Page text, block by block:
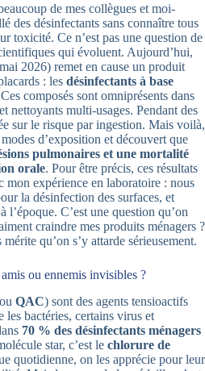
de mes collègues et moi-
des désinfectants sans connaître tous
toxicité. Ce n’est pas une question de
qui évoluent. Aujourd’hui,
2026) remet en cause un produit
: les désinfectants à base
composés sont omniprésents dans
nettoyants multi-usages. Pendant des
sur le risque par ingestion. Mais voilà,
d’exposition et découvert que
pulmonaires et une mortalité
orale. Pour être précis, ces résultats
mon expérience en laboratoire : nous
la désinfection des surfaces, et
l’époque. C’est une question qu’on
craindre mes produits ménagers ?
qu’on s’y attarde sérieusement.
ou ennemis invisibles ?
QAC) sont des agents tensioactifs
les bactéries, certains virus et
70 % des désinfectants ménagers
star, c’est le chlorure de
quotidienne, on les apprécie pour leur